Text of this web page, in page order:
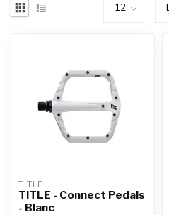
TITLE
TITLE - Connect Pedals
- Blanc